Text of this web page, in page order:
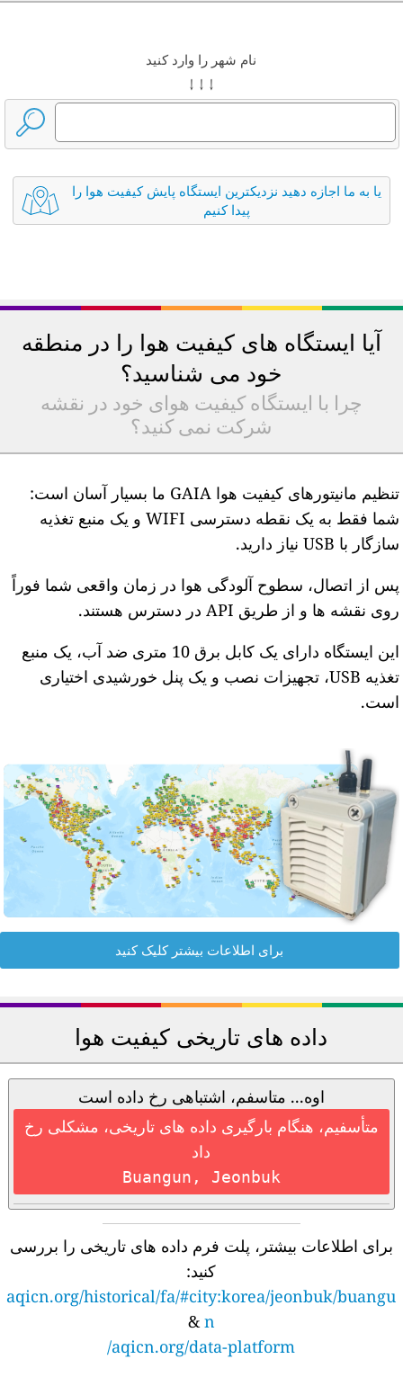
نام شهر را وارد کنید
↓ ↓ ↓
یا به ما اجازه دهید نزدیکترین ایستگاه پایش کیفیت هوا را
پیدا کنیم
آیا ایستگاه های کیفیت هوا را در منطقه
خود می شناسید؟
چرا با ایستگاه کیفیت هوای خود در نقشه
شرکت نمی کنید؟
تنظیم مانیتورهای کیفیت هوا GAIA ما بسیار آسان است:
شما فقط به یک نقطه دسترسی WIFI و یک منبع تغذیه
سازگار با USB نیاز دارید.
پس از اتصال، سطوح آلودگی هوا در زمان واقعی شما فوراً
روی نقشه ها و از طریق API در دسترس هستند.
این ایستگاه دارای یک کابل برق 10 متری ضد آب، یک منبع
تغذیه USB، تجهیزات نصب و یک پنل خورشیدی اختیاری
است.
برای اطلاعات بیشتر کلیک کنید
داده های تاریخی کیفیت هوا
اوه... متاسفم، اشتباهی رخ داده است
متأسفیم، هنگام بارگیری داده های تاریخی، مشکلی رخ
داد
Buangun, Jeonbuk
برای اطلاعات بیشتر، پلت فرم داده های تاریخی را بررسی
کنید:
aqicn.org/historical/fa/#city:korea/jeonbuk/buangu
n
&
aqicn.org/data-platform/